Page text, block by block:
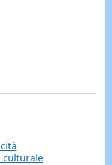
culturale